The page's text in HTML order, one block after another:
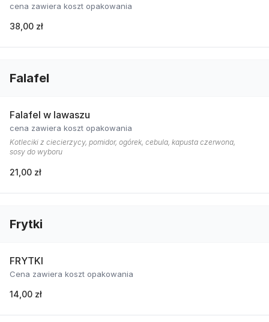
cena zawiera koszt opakowania
38,00 zł
Falafel
Falafel w lawaszu
cena zawiera koszt opakowania
Kotleciki z ciecierzycy, pomidor, ogórek, cebula, kapusta czerwona,
sosy do wyboru
21,00 zł
Frytki
FRYTKI
Cena zawiera koszt opakowania
14,00 zł